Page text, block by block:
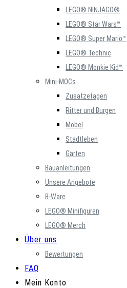
LEGO® NINJAGO®
LEGO® Star Wars™
LEGO® Super Mario™
LEGO® Technic
LEGO® Monkie Kid™
Mini-MOCs
Zusatzetagen
Ritter und Burgen
Möbel
Stadtleben
Garten
Bauanleitungen
Unsere Angebote
B-Ware
LEGO® Minifiguren
LEGO® Merch
Über uns
Bewertungen
FAQ
Mein Konto